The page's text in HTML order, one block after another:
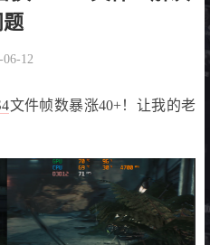
06-12
文件帧数暴涨40+！让我的老